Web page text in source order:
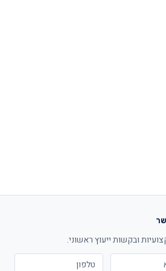
ובקשות ייעוץ ראשוני.